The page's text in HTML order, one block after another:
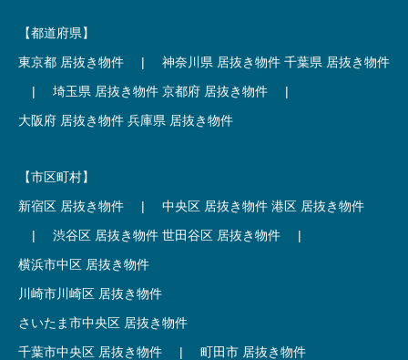
【都道府県】
東京都 居抜き物件
| 神奈川県 居抜き物件 千葉県 居抜き物件
|
埼玉県 居抜き物件 京都府 居抜き物件
|
大阪府 居抜き物件 兵庫県 居抜き物件
【市区町村】
新宿区 居抜き物件
| 中央区 居抜き物件 港区 居抜き物件
|
渋谷区 居抜き物件 世田谷区 居抜き物件
|
横浜市中区 居抜き物件
川崎市川崎区 居抜き物件
さいたま市中央区 居抜き物件
千葉市中央区 居抜き物件
|
町田市 居抜き物件